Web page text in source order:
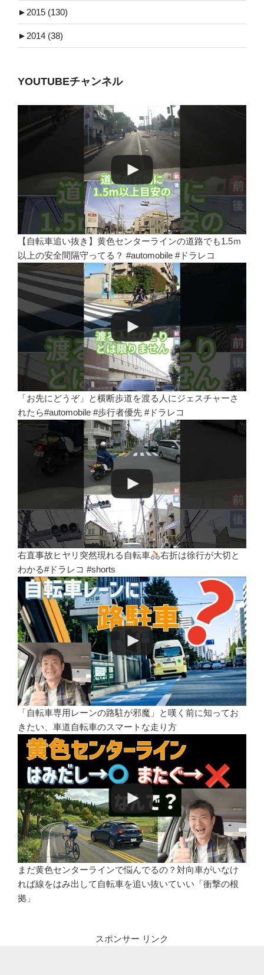
► 2015 (130)
► 2014 (38)
YOUTUBEチャンネル
【自転車追い抜き】黄色センターラインの道路でも1.5ｍ
以上の安全間隔守ってる？ #automobile #ドラレコ
「お先にどうぞ」と横断歩道を渡る人にジェスチャーさ
れたら#automobile #歩行者優先 #ドラレコ
右直事故ヒヤリ突然現れる自転車
右折は徐行が大切と
わかる#ドラレコ #shorts
「自転車専用レーンの路駐が邪魔」と嘆く前に知ってお
きたい、車道自転車のスマートな走り方
まだ黄色センターラインで悩んでるの？対向車がいなけ
れば線をはみ出して自転車を追い抜いていい「衝撃の根
拠」
スポンサー リンク